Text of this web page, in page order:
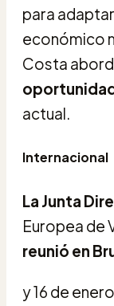
para
económico
Costa
actual.
Internacional
La Junta
Europea de
reunió en
y 16 de